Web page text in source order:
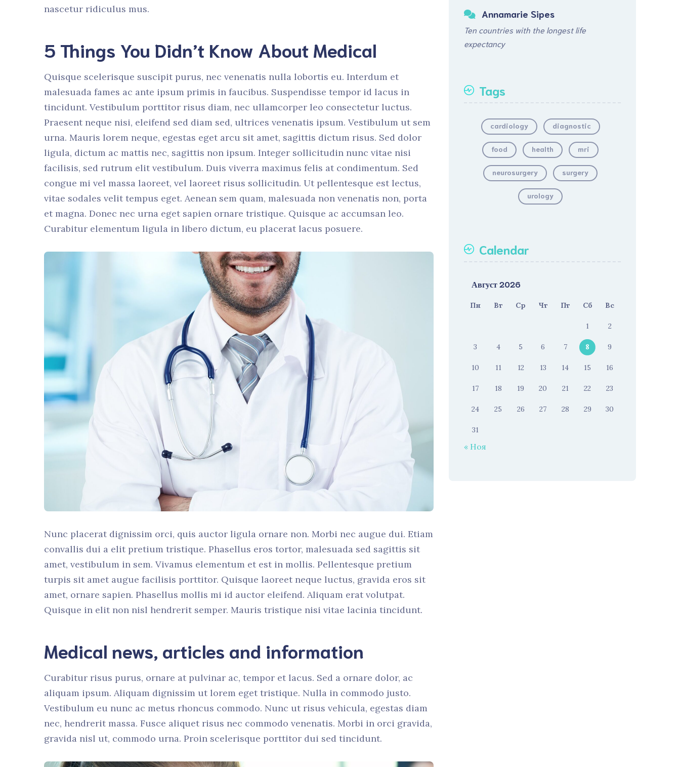
nascetur ridiculus mus.
5 Things You Didn’t Know About Medical
Quisque scelerisque suscipit purus, nec venenatis nulla lobortis eu. Interdum et
malesuada fames ac ante ipsum primis in faucibus. Suspendisse tempor id lacus in
tincidunt. Vestibulum porttitor risus diam, nec ullamcorper leo consectetur luctus.
Praesent neque nisi, eleifend sed diam sed, ultrices venenatis ipsum. Vestibulum ut sem
urna. Mauris lorem neque, egestas eget arcu sit amet, sagittis dictum risus. Sed dolor
ligula, dictum ac mattis nec, sagittis non ipsum. Integer sollicitudin nunc vitae nisi
facilisis, sed rutrum elit vestibulum. Duis viverra maximus felis at condimentum. Sed
congue mi vel massa laoreet, vel laoreet risus sollicitudin. Ut pellentesque est lectus,
vitae sodales velit tempus eget. Aenean sem quam, malesuada non venenatis non, porta
et magna. Donec nec urna eget sapien ornare tristique. Quisque ac accumsan leo.
Curabitur elementum ligula in libero dictum, eu placerat lacus posuere.
Nunc placerat dignissim orci, quis auctor ligula ornare non. Morbi nec augue dui. Etiam
convallis dui a elit pretium tristique. Phasellus eros tortor, malesuada sed sagittis sit
amet, vestibulum in sem. Vivamus elementum et est in mollis. Pellentesque pretium
turpis sit amet augue facilisis porttitor. Quisque laoreet neque luctus, gravida eros sit
amet, ornare sapien. Phasellus mollis mi id auctor eleifend. Aliquam erat volutpat.
Quisque in elit non nisl hendrerit semper. Mauris tristique nisi vitae lacinia tincidunt.
Medical news, articles and information
Curabitur risus purus, ornare at pulvinar ac, tempor et lacus. Sed a ornare dolor, ac
aliquam ipsum. Aliquam dignissim ut lorem eget tristique. Nulla in commodo justo.
Vestibulum eu nunc ac metus rhoncus commodo. Nunc ut risus vehicula, egestas diam
nec, hendrerit massa. Fusce aliquet risus nec commodo venenatis. Morbi in orci gravida,
gravida nisl ut, commodo urna. Proin scelerisque porttitor dui sed tincidunt.
Annamarie Sipes
Ten countries with the longest life
expectancy
Tags
cardiology diagnostic
food health mri
neurosurgery surgery
urology
Calendar
Август 2026
Пн Вт Ср Чт Пт Сб Вс
1 2
3 4 5 6 7 8 9
10 11 12 13 14 15 16
17 18 19 20 21 22 23
24 25 26 27 28 29 30
31
« Ноя